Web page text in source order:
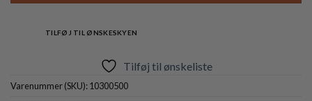
TILFØJ TIL ØNSKESKYEN
Tilføj til ønskeliste
Varenummer (SKU):10300500